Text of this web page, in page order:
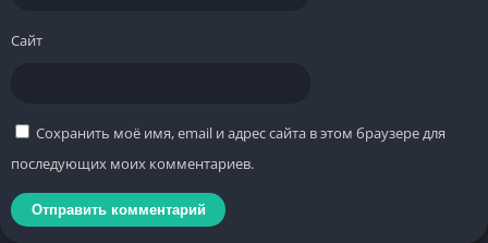
Сайт
Сохранить моё имя, email и адрес сайта в этом браузере для
последующих моих комментариев.